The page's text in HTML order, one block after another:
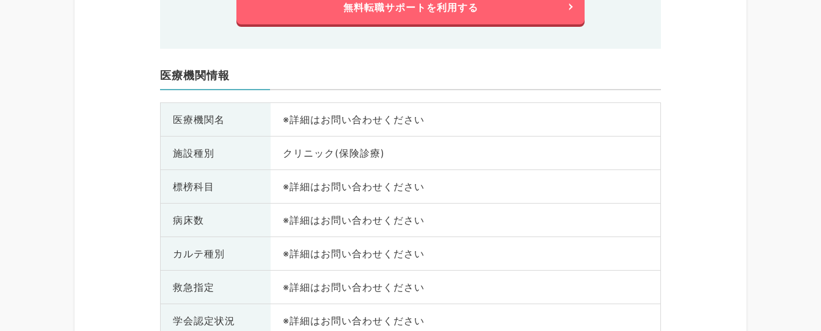
無料転職サポートを利用する
医療機関情報
医療機関名 ※詳細はお問い合わせください
施設種別 クリニック(保険診療)
標榜科目 ※詳細はお問い合わせください
病床数 ※詳細はお問い合わせください
カルテ種別 ※詳細はお問い合わせください
救急指定 ※詳細はお問い合わせください
学会認定状況 ※詳細はお問い合わせください